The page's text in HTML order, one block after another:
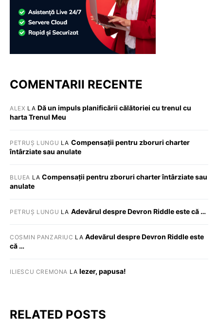
COMENTARII RECENTE
ALEX LA Dă un impuls planificării călătoriei cu trenul cu
harta Trenul Meu
PETRUȘ LUNGU LA Compensații pentru zboruri charter
întârziate sau anulate
BLUEA LACompensații pentru zboruri charter întârziate sau
anulate
PETRUȘ LUNGU LA Adevărul despre Devron Riddle este că …
COSMIN PANZARIUC LA Adevărul despre Devron Riddle este
că …
ILIESCU CREMONA LA Iezer, papusa!
RELATED POSTS